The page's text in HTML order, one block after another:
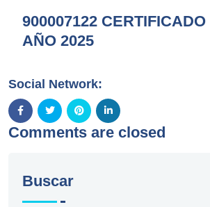
900007122 CERTIFICADO
AÑO 2025
Social Network:
Comments are closed
Buscar